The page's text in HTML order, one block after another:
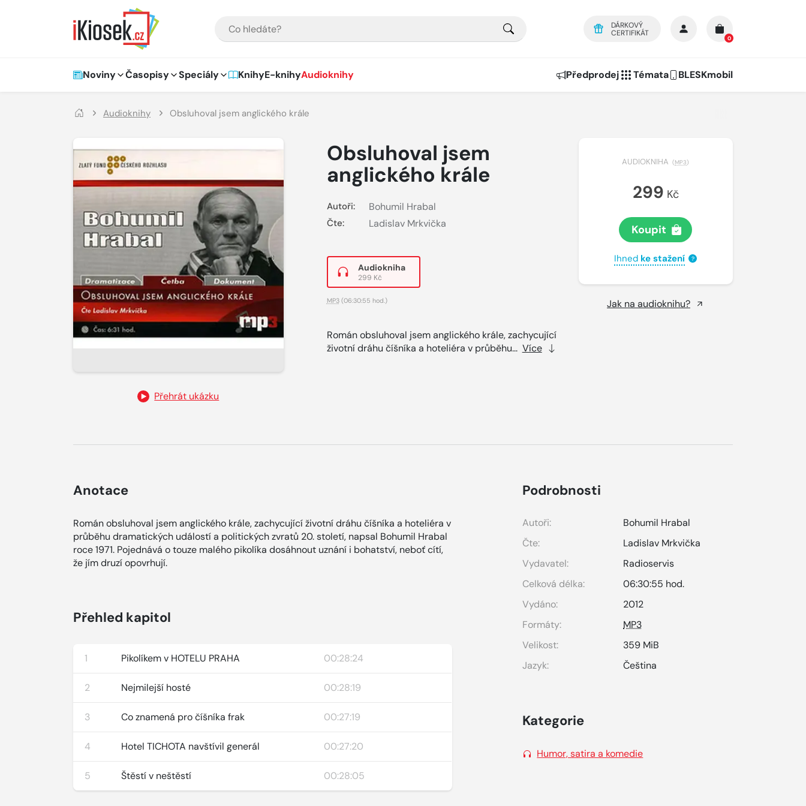
DÁRKOVÝ
CERTIFIKÁT
0
Hlavní navigace
Noviny Časopisy Speciály KnihyE-knihyAudioknihy Předprodej Témata BLESKmobil
Audioknihy Obsluhoval jsem anglického krále
Přehrát ukázku
Obsluhoval jsem
anglického krále
Autoři: Bohumil Hrabal
Čte: Ladislav Mrkvička
Audiokniha
299 Kč
MP3(06:30:55 hod.)
Román obsluhoval jsem anglického krále, zachycující
životní dráhu číšníka a hoteliéra v průběhu... Více
AUDIOKNIHA (MP3)
299 Kč
Koupit
Ihned ke stažení ?
Jak na audioknihu?
Anotace
Román obsluhoval jsem anglického krále, zachycující životní dráhu číšníka a hoteliéra v
průběhu dramatických událostí a politických zvratů 20. století, napsal Bohumil Hrabal
roce 1971. Pojednává o touze malého pikolíka dosáhnout uznání i bohatství, neboť cítí,
že jím druzí opovrhují.
Přehled kapitol
1 Pikolíkem v HOTELU PRAHA 00:28:24
2 Nejmilejší hosté 00:28:19
3 Co znamená pro číšníka frak 00:27:19
4 Hotel TICHOTA navštívil generál 00:27:20
5 Štěstí v neštěstí 00:28:05
Podrobnosti
Autoři:
Bohumil Hrabal
Čte:
Ladislav Mrkvička
Vydavatel:
Radioservis
Celková délka:
06:30:55 hod.
Vydáno:
2012
Formáty:
MP3
Velikost:
359 MiB
Jazyk:
Čeština
Kategorie
Humor, satira a komedie